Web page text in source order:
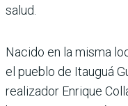
salud.
Nacido en la misma
el pueblo de Itauguá
realizador Enrique